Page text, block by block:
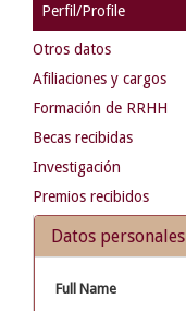
Perfil/Profile
Otros datos
Afiliaciones y cargos
Formación de RRHH
Becas recibidas
Investigación
Premios recibidos
Datos personales
Full Name